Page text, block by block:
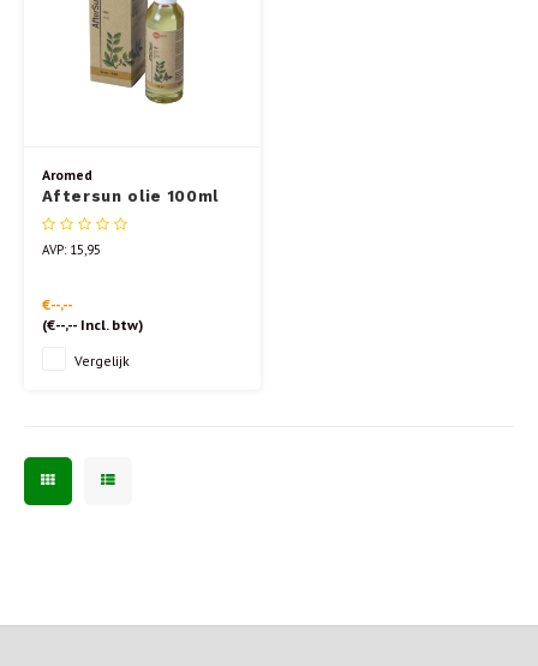
Aromed
Aftersun olie 100ml
AVP: 15,95
€--,--
(€--,--Incl. btw)
Vergelijk